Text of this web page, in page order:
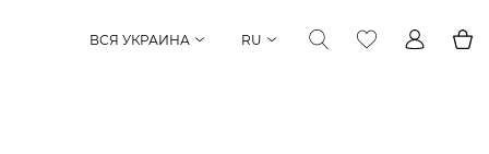
ВСЯ УКРАИНА RU